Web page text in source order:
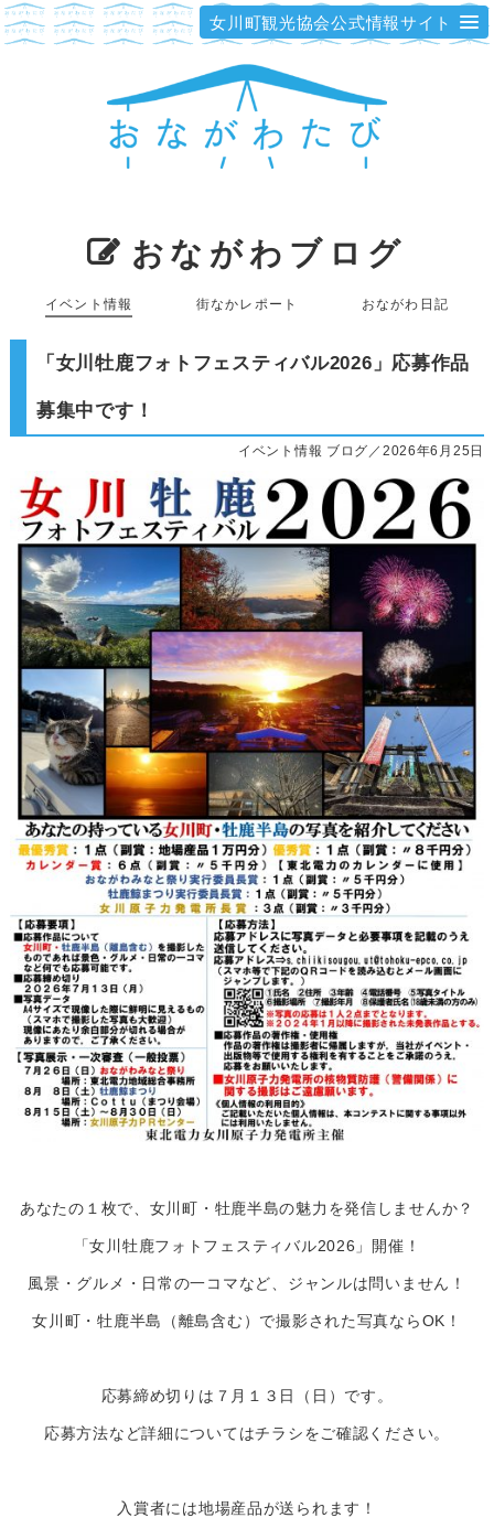
女川町観光協会公式情報サイト
おながわブログ
イベント情報 街なかレポート おながわ日記
「女川牡鹿フォトフェスティバル2026」応募作品
募集中です！
イベント情報 ブログ／2026年6月25日
あなたの１枚で、女川町・牡鹿半島の魅力を発信しませんか？
「女川牡鹿フォトフェスティバル2026」開催！
風景・グルメ・日常の一コマなど、ジャンルは問いません！
女川町・牡鹿半島（離島含む）で撮影された写真ならOK！
応募締め切りは７月１３日（日）です。
応募方法など詳細についてはチラシをご確認ください。
入賞者には地場産品が送られます！